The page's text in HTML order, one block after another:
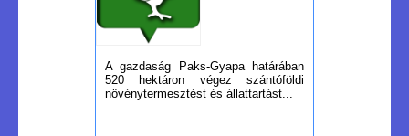
A gazdaság Paks-Gyapa határában
520 hektáron végez szántóföldi
növénytermesztést és állattartást...